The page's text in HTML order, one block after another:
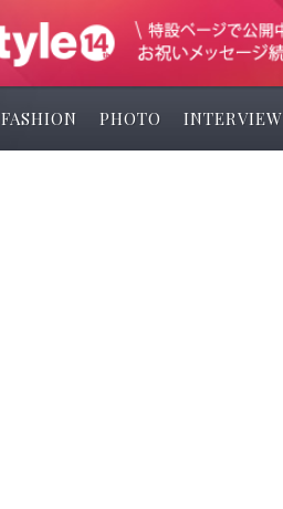
FASHION PHOTO INTERVIEW